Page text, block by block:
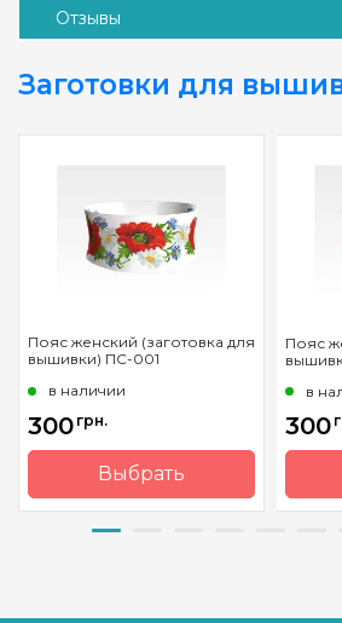
Отзывы
Заготовки для
Пояс женский (заготовка для
вышивки) ПС-001
в наличии
300 грн.
Выбрать
Страна-
производитель
Украина
Пояс
в
300